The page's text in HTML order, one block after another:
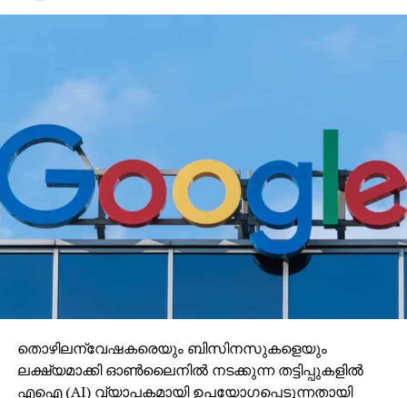
ലക്ഷ്യമാക്കി ഓണ്‍ലൈനില്‍ നടക്കുന്ന തട്ടിപ്പുകളില്‍
എഐ (AI) വ്യാപകമായി ഉപയോഗപ്പെടുന്നതായി
ഗൂഗിള്‍ മുന്നറിയിപ്പ് നല്‍കി. വ്യാജ തൊഴില്‍